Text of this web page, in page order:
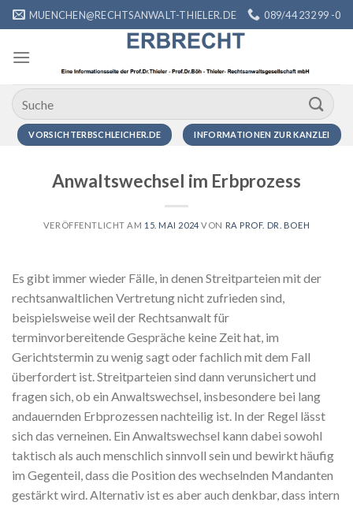
Zum
Inhalt
springen
MUENCHEN@RECHTSANWALT-THIELER.DE 089/44 232 99 -0
VORSICHTERBSCHLEICHER.DE INFORMATIONEN ZUR KANZLEI
Anwaltswechsel im Erbprozess
VERÖFFENTLICHT AM 15. MAI 2024 VON RA PROF. DR. BOEH
Es gibt immer wieder Fälle, in denen Streitparteien mit der
rechtsanwaltlichen Vertretung nicht zufrieden sind,
beispielsweise weil der Rechtsanwalt für
terminvorbereitende Gespräche keine Zeit hat, im
Gerichtstermin zu wenig sagt oder fachlich mit dem Fall
überfordert ist. Streitparteien sind dann verunsichert und
fragen sich, ob ein Anwaltswechsel, insbesondere bei lang
andauernden Erbprozessen nachteilig ist. In der Regel lässt
sich das verneinen. Ein Anwaltswechsel kann dabei sowohl
taktisch als auch menschlich sinnvoll sein und bewirkt häufig
im Gegenteil, dass die Position des wechselnden Mandanten
gestärkt wird. Alternativ ist es aber auch denkbar, dass intern